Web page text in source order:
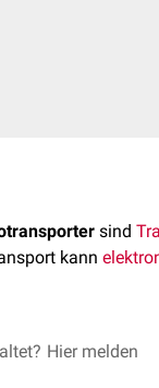
sind
kann
Cotransporter
Hier melden